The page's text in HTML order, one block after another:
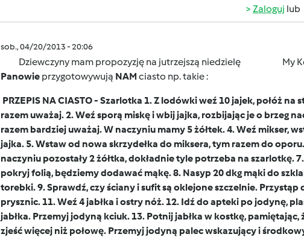
Zaloguj lub
sob., 04/20/2013 - 20:06
Dziewczyny mam propozyzję na jutrzejszą niedzielę
My
Panowie przygotowywują NAM ciasto np. takie :
PRZEPIS NA CIASTO - Szarlotka 1. Z lodówki weź 10 jajek, połóż
razem uważaj. 2. Weź sporą miskę i wbij jajka, rozbijając je o brzeg
razem bardziej uważaj. W naczyniu mamy 5 żółtek. 4. Weź mikser,
jajka. 5. Wstaw od nowa skrzydełka do miksera, tym razem do
naczyniu pozostały 2 żółtka, dokładnie tyle potrzeba na szarlotkę.
pokryj folią, będziemy dodawać mąkę. 8. Nasyp 20 dkg mąki do
torebki. 9. Sprawdź, czy ściany i sufit są oklejone szczelnie.
prysznic. 11. Weź 4 jabłka i ostry nóż. 12. Idź do apteki po jodynę,
jabłka. Przemyj jodyną kciuk. 13. Potnij jabłka w kostkę,
zjeść więcej niż połowę. Przemyj jodyną palec wskazujący i